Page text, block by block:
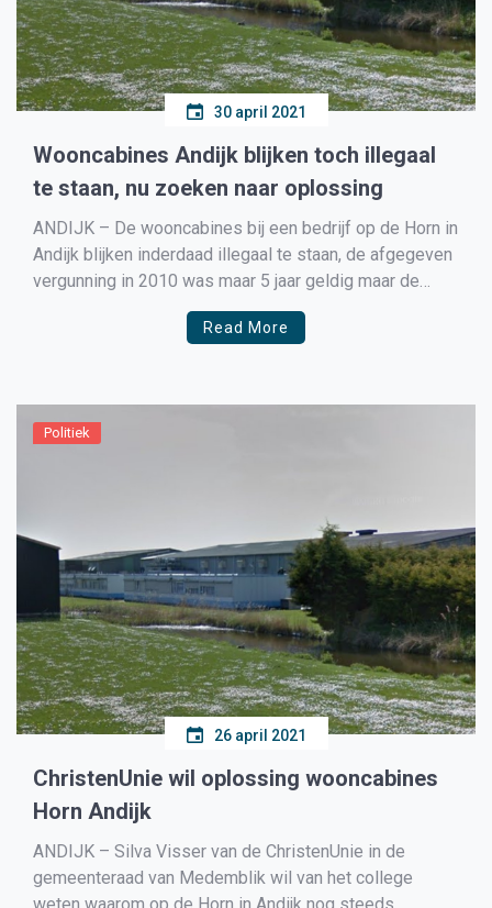
30 april 2021
Wooncabines Andijk blijken toch illegaal
te staan, nu zoeken naar oplossing
ANDIJK – De wooncabines bij een bedrijf op de Horn in
Andijk blijken inderdaad illegaal te staan, de afgegeven
vergunning in 2010 was maar 5 jaar geldig maar de
ondernemer was in de veronderstelling dat de cabines
gewoon legaal op zijn terrein stonden. Samen met de
Read More
Politiek
26 april 2021
ChristenUnie wil oplossing wooncabines
Horn Andijk
ANDIJK – Silva Visser van de ChristenUnie in de
gemeenteraad van Medemblik wil van het college